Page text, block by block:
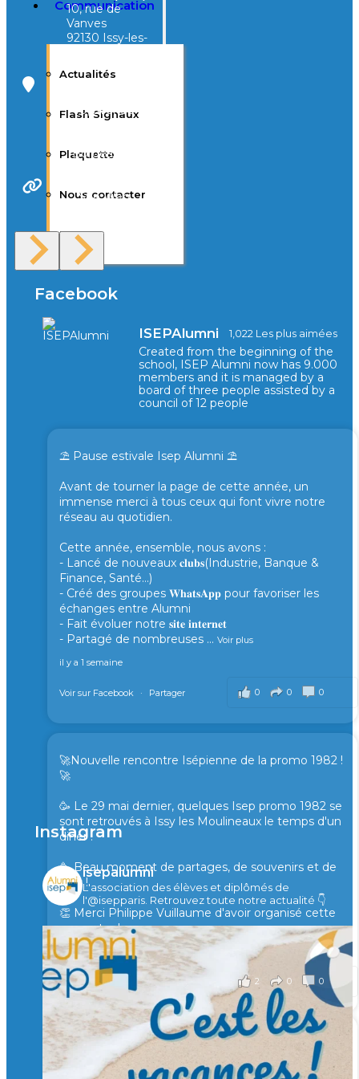
Communication
Actualités
Flash Signaux
Plaquette
Nous contacter
F.A.Q
10, rue de
Vanves
92130 Issy-les-
40, avenue
d’Eysines
Bordeaux
Site Web
Facebook
ISEPAlumni 1,022 Les plus aimées
Created from the beginning of the
school, ISEP Alumni now has 9.000
members and it is managed by a
board of three people assisted by a
council of 12 people
⛱️ Pause estivale Isep Alumni ⛱️
Avant de tourner la page de cette année, un
immense merci à tous ceux qui font vivre notre
réseau au quotidien.
Cette année, ensemble, nous avons :
- Lancé de nouveaux 𝐜𝐥𝐮𝐛𝐬(Industrie, Banque &
Finance, Santé...)
- Créé des groupes 𝐖𝐡𝐚𝐭𝐬𝐀𝐩𝐩 pour favoriser les
échanges entre Alumni
- Fait évoluer notre 𝐬𝐢𝐭𝐞 𝐢𝐧𝐭𝐞𝐫𝐧𝐞𝐭
- Partagé de nombreuses ... Voir plus
il y a 1 semaine
0 0 0
Voir sur Facebook · Partager
🚀Nouvelle rencontre Isépienne de la promo 1982 !
🚀
🥳 Le 29 mai dernier, quelques Isep promo 1982 se
sont retrouvés à Issy les Moulineaux le temps d'un
diner !
🥳 Beau moment de partages, de souvenirs et de
rires !
👏 Merci Philippe Vuillaume d'avoir organisé cette
rencontre !
il y a 2 mois
2 0 0
Voir sur Facebook · Partager
🙏 Soutenez l’Isep via la taxe d’apprentissage 2026
et contribuons ensemble à former les générations
d’ingénieurs de demain. 🙏
Instagram
isepalumni
L'association des élèves et diplômés de
l'@isepparis. Retrouvez toute notre actualité 👇